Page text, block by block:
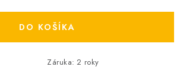
Hodnotenie obchodu Moja objednávka
DO KOŠÍKA
Záruka: 2 roky